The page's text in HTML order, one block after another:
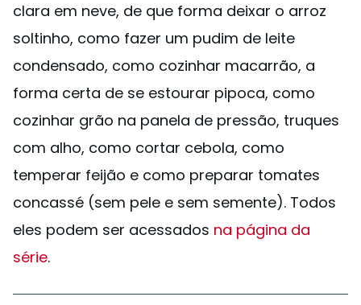
clara em neve, de que forma deixar o arroz
soltinho, como fazer um pudim de leite
condensado, como cozinhar macarrão, a
forma certa de se estourar pipoca, como
cozinhar grão na panela de pressão, truques
com alho, como cortar cebola, como
temperar feijão e como preparar tomates
concassé (sem pele e sem semente). Todos
eles podem ser acessados na página da
série.